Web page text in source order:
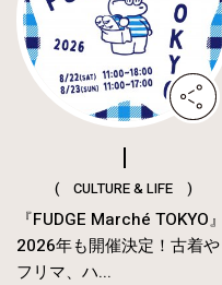
( CULTURE & LIFE )
『FUDGE Marché TOKYO』
2026年も開催決定！古着や
フリマ、ハ...